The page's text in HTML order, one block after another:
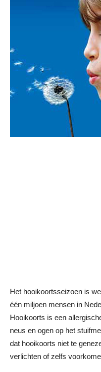
Het hooikoortsseizoen is
één miljoen mensen in
Hooikoorts is een
neus en ogen op het
dat hooikoorts niet te
verlichten of zelfs